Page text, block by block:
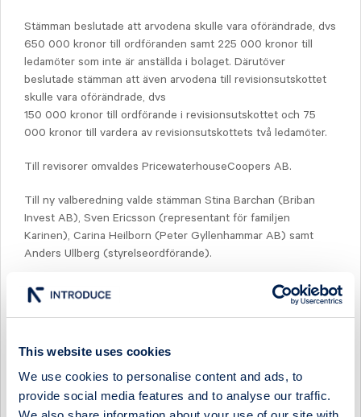
This website uses cookies
We use cookies to personalise content and ads, to
provide social media features and to analyse our traffic.
Stämman beslutade att arvodena skulle vara oförändrade, dvs
650 000 kronor till ordföranden samt 225 000 kronor till
ledamöter som inte är anställda i bolaget. Därutöver
beslutade stämman att även arvodena till revisionsutskottet
skulle vara oförändrade, dvs
150 000 kronor till ordförande i revisionsutskottet och 75
000 kronor till vardera av revisionsutskottets två ledamöter.
Till revisorer omvaldes PricewaterhouseCoopers AB.
Till ny valberedning valde stämman Stina Barchan (Briban
Invest AB), Sven Ericsson (representant för familjen
Karinen), Carina Heilborn (Peter Gyllenhammar AB) samt
Anders Ullberg (styrelse­ord­förande).
Årsstämman antog styrelsens förslag till principer för
ersättning och andra anställnings­villkor för ledande
För ytterligare information vänligen kontakta:
Pål Jarness, Ekonomidirektör Studsvik AB, tel 0155-22 10 09
STUDSVIK AB (publ)